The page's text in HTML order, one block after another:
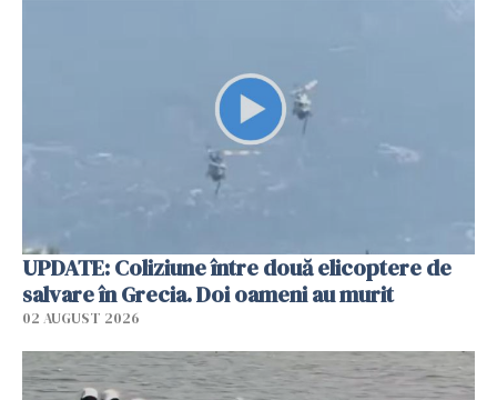
UPDATE: Coliziune între două elicoptere de
salvare în Grecia. Doi oameni au murit
02 AUGUST 2026